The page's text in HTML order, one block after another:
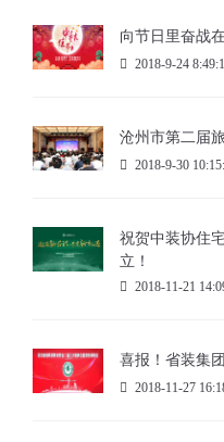
向节日里奋战
2018-9-24
沧州市第二届
2018-9-30
祝贺中装协住
立！
2018-11-21
喜报！省装集
2018-11-27